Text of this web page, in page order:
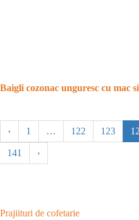
Baigli cozonac unguresc cu mac
‹ 1 … 122 123
141 ›
Prajiituri de cofetarie